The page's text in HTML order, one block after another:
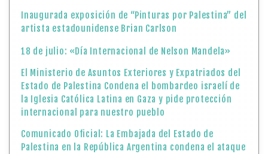
Inaugurada exposición de “Pinturas por Palestina” del
artista estadounidense Brian Carlson
18 de julio: «Día Internacional de Nelson Mandela»
El Ministerio de Asuntos Exteriores y Expatriados del
Estado de Palestina Condena el bombardeo israelí de
la Iglesia Católica Latina en Gaza y pide protección
internacional para nuestro pueblo
Comunicado Oficial: La Embajada del Estado de
Palestina en la República Argentina condena el ataque